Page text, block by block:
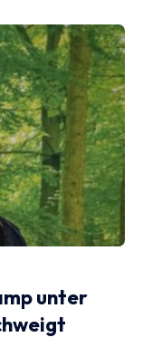
unter